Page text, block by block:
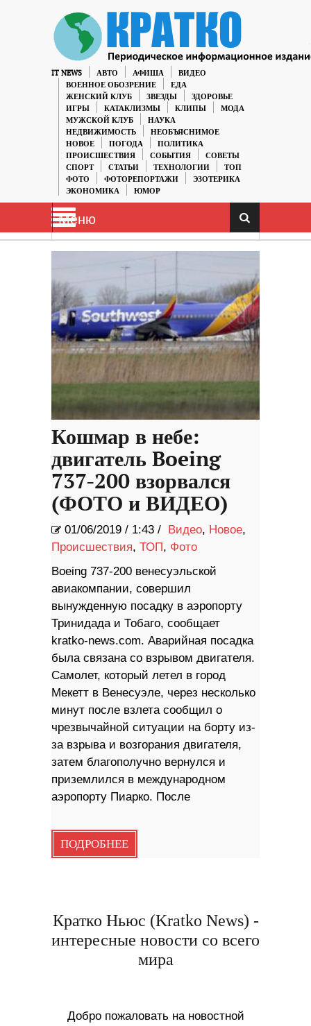
IT NEWS АВТО АФИША
ВИДЕО
ВОЕННОЕ ОБОЗРЕНИЕ
ЕДА
ЖЕНСКИЙ КЛУБ
ЗВЕЗДЫ
ЗДОРОВЬЕ
ИГРЫ
КАТАКЛИЗМЫ КЛИПЫ
МОДА
МУЖСКОЙ КЛУБ
НАУКА
НЕДВИЖИМОСТЬ
НЕОБЪЯСНИМОЕ
НОВОЕ
ПОГОДА
ПОЛИТИКА
ПРОИСШЕСТВИЯ
СОБЫТИЯ
СОВЕТЫ
СПОРТ
СТАТЬИ ТЕХНОЛОГИИ
ТОП
ФОТО
ФОТОРЕПОРТАЖИ
ЭЗОТЕРИКА
ЭКОНОМИКА
ЮМОР
Меню
Кошмар в небе:
двигатель Boeing
737-200 взорвался
(ФОТО и ВИДЕО)
01/06/2019 / 1:43 / Видео, Новое,
Происшествия, ТОП, Фото
Boeing 737-200 венесуэльской
авиакомпании, совершил
вынужденную посадку в аэропорту
Тринидада и Тобаго, сообщает
kratko-news.com. Аварийная посадка
была связана со взрывом двигателя.
Самолет, который летел в город
Мекетт в Венесуэле, через несколько
минут после взлета сообщил о
чрезвычайной ситуации на борту из-
за взрыва и возгорания двигателя,
затем благополучно вернулся и
приземлился в международном
аэропорту Пиарко. После
ПОДРОБНЕЕ
Кратко Ньюс (Kratko News) -
интересные новости со всего
мира
Добро пожаловать на новостной